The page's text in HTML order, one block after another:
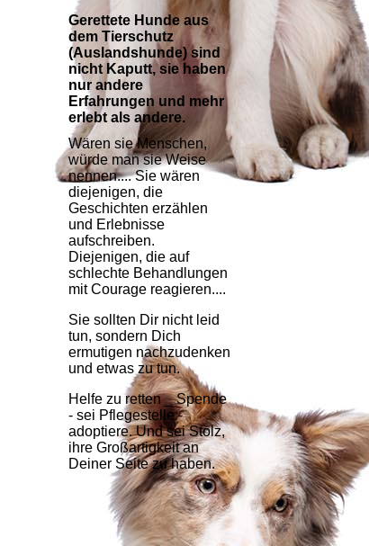
Gerettete Hunde aus
dem Tierschutz
(Auslandshunde) sind
nicht Kaputt, sie haben
nur andere
Erfahrungen und mehr
erlebt als andere.
Wären sie Menschen,
würde man sie Weise
nennen.... Sie wären
diejenigen, die
Geschichten erzählen
und Erlebnisse
aufschreiben.
Diejenigen, die auf
schlechte Behandlungen
mit Courage reagieren....
Sie sollten Dir nicht leid
tun, sondern Dich
ermutigen nachzudenken
und etwas zu tun.
Helfe zu retten _ Spende
- sei Pflegestelle -
adoptiere. Und sei Stolz,
ihre Großartigkeit an
Deiner Seite zu haben.